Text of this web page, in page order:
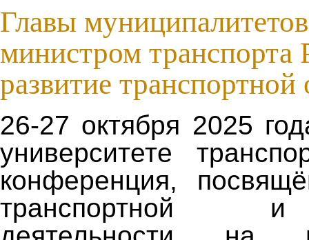
Главы
министром транспорта
развитие транспортной
26-27 октября 2025
университете
конференция,
транспортной